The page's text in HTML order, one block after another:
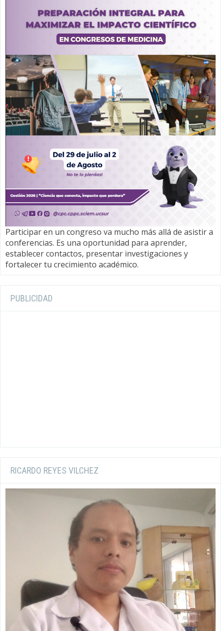
Participar en un congreso va mucho más allá de asistir a
conferencias. Es una oportunidad para aprender,
establecer contactos, presentar investigaciones y
fortalecer tu crecimiento académico.
PUBLICIDAD
RICARDO REYES VILCHEZ